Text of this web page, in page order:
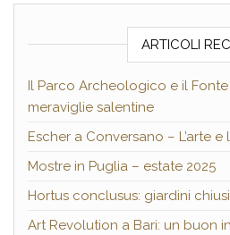
ARTICOLI
Il Parco Archeologico e il
meraviglie salentine
Escher a Conversano – L’arte
Mostre in Puglia – estate 2025
Hortus conclusus: giardini
Art Revolution a Bari: un buon